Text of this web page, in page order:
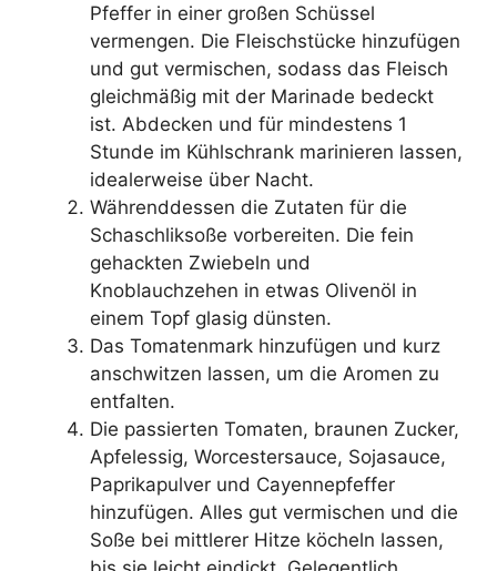
Pfeffer in einer großen Schüssel
vermengen. Die Fleischstücke hinzufügen
und gut vermischen, sodass das Fleisch
gleichmäßig mit der Marinade bedeckt
ist. Abdecken und für mindestens 1
Stunde im Kühlschrank marinieren lassen,
idealerweise über Nacht.
Währenddessen die Zutaten für die
Schaschliksoße vorbereiten. Die fein
gehackten Zwiebeln und
Knoblauchzehen in etwas Olivenöl in
einem Topf glasig dünsten.
Das Tomatenmark hinzufügen und kurz
anschwitzen lassen, um die Aromen zu
entfalten.
Die passierten Tomaten, braunen Zucker,
Apfelessig, Worcestersauce, Sojasauce,
Paprikapulver und Cayennepfeffer
hinzufügen. Alles gut vermischen und die
Soße bei mittlerer Hitze köcheln lassen,